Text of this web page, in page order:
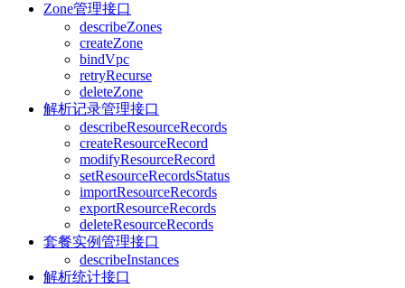
Zone管理接口
describeZones
createZone
bindVpc
retryRecurse
deleteZone
解析记录管理接口
describeResourceRecords
createResourceRecord
modifyResourceRecord
setResourceRecordsStatus
importResourceRecords
exportResourceRecords
deleteResourceRecords
套餐实例管理接口
describeInstances
解析统计接口